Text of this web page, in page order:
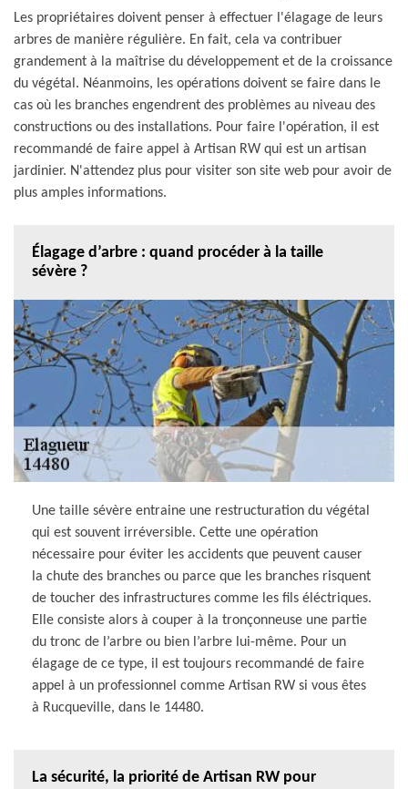
Les propriétaires doivent penser à effectuer l'élagage de leurs
arbres de manière régulière. En fait, cela va contribuer
grandement à la maîtrise du développement et de la croissance
du végétal. Néanmoins, les opérations doivent se faire dans le
cas où les branches engendrent des problèmes au niveau des
constructions ou des installations. Pour faire l'opération, il est
recommandé de faire appel à Artisan RW qui est un artisan
jardinier. N'attendez plus pour visiter son site web pour avoir de
plus amples informations.
Élagage d’arbre : quand procéder à la taille
sévère ?
Une taille sévère entraine une restructuration du végétal
qui est souvent irréversible. Cette une opération
nécessaire pour éviter les accidents que peuvent causer
la chute des branches ou parce que les branches risquent
de toucher des infrastructures comme les fils éléctriques.
Elle consiste alors à couper à la tronçonneuse une partie
du tronc de l’arbre ou bien l’arbre lui-même. Pour un
élagage de ce type, il est toujours recommandé de faire
appel à un professionnel comme Artisan RW si vous êtes
à Rucqueville, dans le 14480.
La sécurité, la priorité de Artisan RW pour